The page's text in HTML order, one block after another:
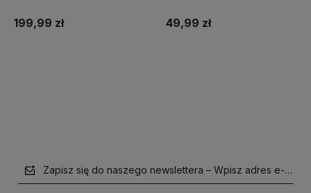
199,99 zł 49,99 zł
Zapisz się do naszego newslettera – Wpisz adres e-mail